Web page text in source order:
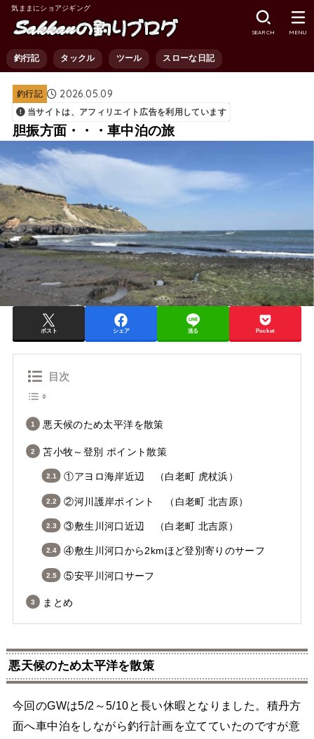
気ままにショアジギング
釣行記 タックル ツール スローな日記
SEARCH MENU
釣行記 2026.05.09
当サイトは、アフィリエイト広告を利用しています
胆振方面・・・車中泊の旅
ポスト シェア 送る Pocket
目次
悪天候のため太平洋を散策
苫小牧～登別 ポイント散策
①アヨロ海岸近辺 （白老町 虎杖浜）
②河川護岸ポイント （白老町 北吉原）
③敷生川河口近辺 （白老町 北吉原）
④敷生川河口から2kmほど登別寄りのサーフ
⑤安平川河口サーフ
まとめ
悪天候のため太平洋を散策
今回のGWは5/2～5/10と長い休暇となりました。積丹方
面へ車中泊をしながら釣行計画を立てていたのですが意